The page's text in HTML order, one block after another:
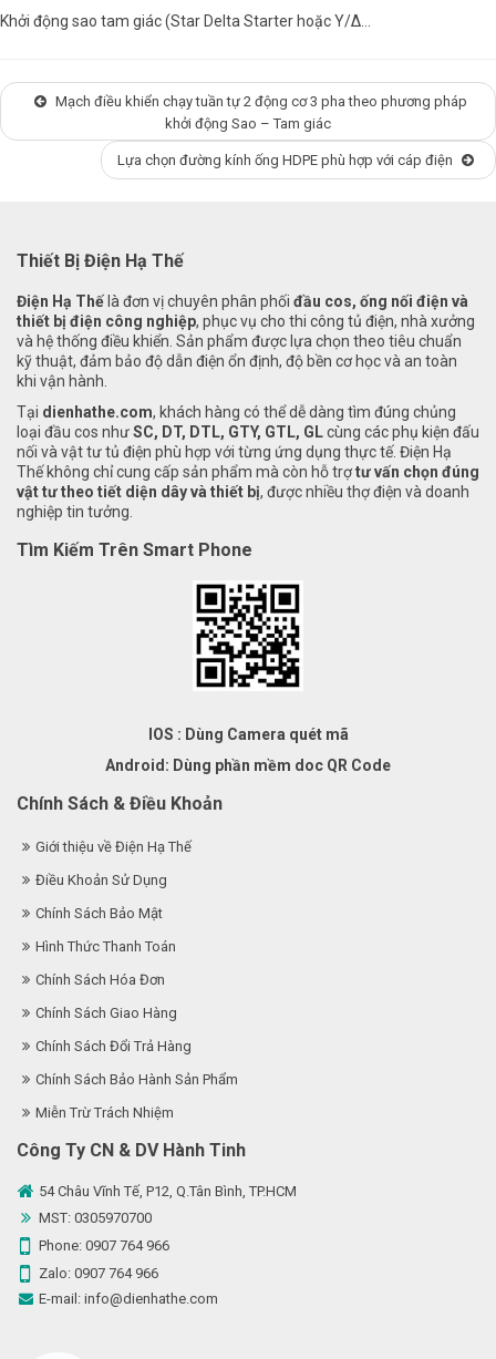
Khởi động sao tam giác (Star Delta Starter hoặc Y/Δ...
Mạch điều khiển chạy tuần tự 2 động cơ 3 pha theo phương pháp
khởi động Sao – Tam giác
Lựa chọn đường kính ống HDPE phù hợp với cáp điện
Thiết Bị Điện Hạ Thế
Điện Hạ Thế là đơn vị chuyên phân phối đầu cos, ống nối điện và
thiết bị điện công nghiệp, phục vụ cho thi công tủ điện, nhà xưởng
và hệ thống điều khiển. Sản phẩm được lựa chọn theo tiêu chuẩn
kỹ thuật, đảm bảo độ dẫn điện ổn định, độ bền cơ học và an toàn
khi vận hành.
Tại dienhathe.com, khách hàng có thể dễ dàng tìm đúng chủng
loại đầu cos nhưSC, DT, DTL, GTY, GTL, GLcùng các phụ kiện đấu
nối và vật tư tủ điện phù hợp với từng ứng dụng thực tế. Điện Hạ
Thế không chỉ cung cấp sản phẩm mà còn hỗ trợtư vấn chọn đúng
vật tư theo tiết diện dây và thiết bị, được nhiều thợ điện và doanh
nghiệp tin tưởng.
Tìm Kiếm Trên Smart Phone
IOS : Dùng Camera quét mã
Android: Dùng phần mềm doc QR Code
Chính Sách & Điều Khoản
Giới thiệu về Điện Hạ Thế
Điều Khoản Sử Dụng
Chính Sách Bảo Mật
Hình Thức Thanh Toán
Chính Sách Hóa Đơn
Chính Sách Giao Hàng
Chính Sách Đổi Trả Hàng
Chính Sách Bảo Hành Sản Phẩm
Miễn Trừ Trách Nhiệm
Công Ty CN & DV Hành Tinh
54 Châu Vĩnh Tế, P12, Q.Tân Bình, TP.HCM
MST: 0305970700
Phone: 0907 764 966
Zalo: 0907 764 966
E-mail: info@dienhathe.com